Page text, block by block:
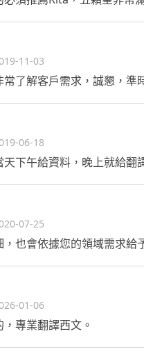
11-03
常了解客戶需求，誠懇，準
06-18
天下午給資料，晚上就給翻
07-25
，也會依據您的領域需求
01-06
專業翻譯西文。